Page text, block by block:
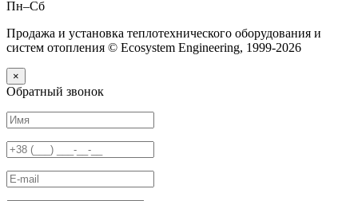
Пн–Сб
Продажа и установка теплотехнического оборудования и
систем отопления © Ecosystem Engineering, 1999-2026
×
Обратный звонок